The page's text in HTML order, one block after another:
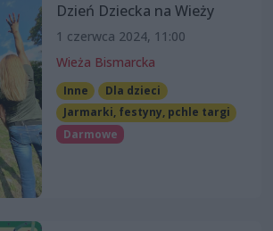
Dzień Dziecka na Wieży
1 czerwca 2024, 11:00
Wieża Bismarcka
Inne
Dla dzieci
Jarmarki, festyny, pchle targi
Darmowe